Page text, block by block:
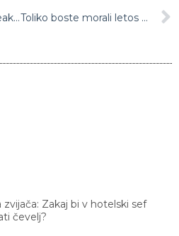
Poglejte neverjetno reakcijo psa, ko je ugotovil, da je posvojen Toliko boste morali letos na Hrvaškem odšteti za kavo
zvijača: Zakaj bi v hotelski sef
čevelj?